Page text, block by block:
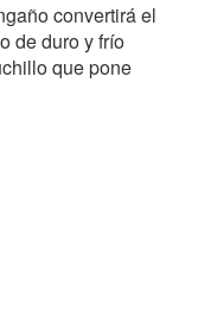
convertirá el
de duro y frío
que pone